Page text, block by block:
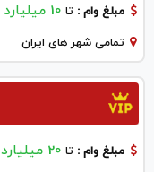
مبلغ وام : تا 10 میلیارد
تمامی شهر های ایران
مبلغ وام : تا 20 میلیارد